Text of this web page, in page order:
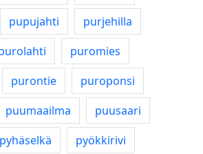
pupujahti
purjehilla
puromies
purontie
puroponsi
puumaailma
puusaari
pyhäselkä
pyökkirivi